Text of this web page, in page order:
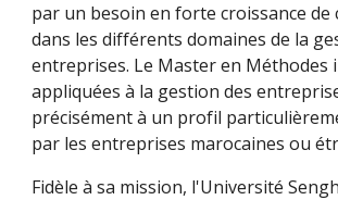
par un besoin en forte croissance de
dans les différents domaines de la
entreprises. Le Master en Méthodes
appliquées à la gestion des
précisément à un profil
par les entreprises marocaines ou
Fidèle à sa mission, l'Université